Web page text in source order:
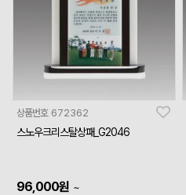
상품번호 672362
스노우크리스탈상패_G2046
96,000원 ~